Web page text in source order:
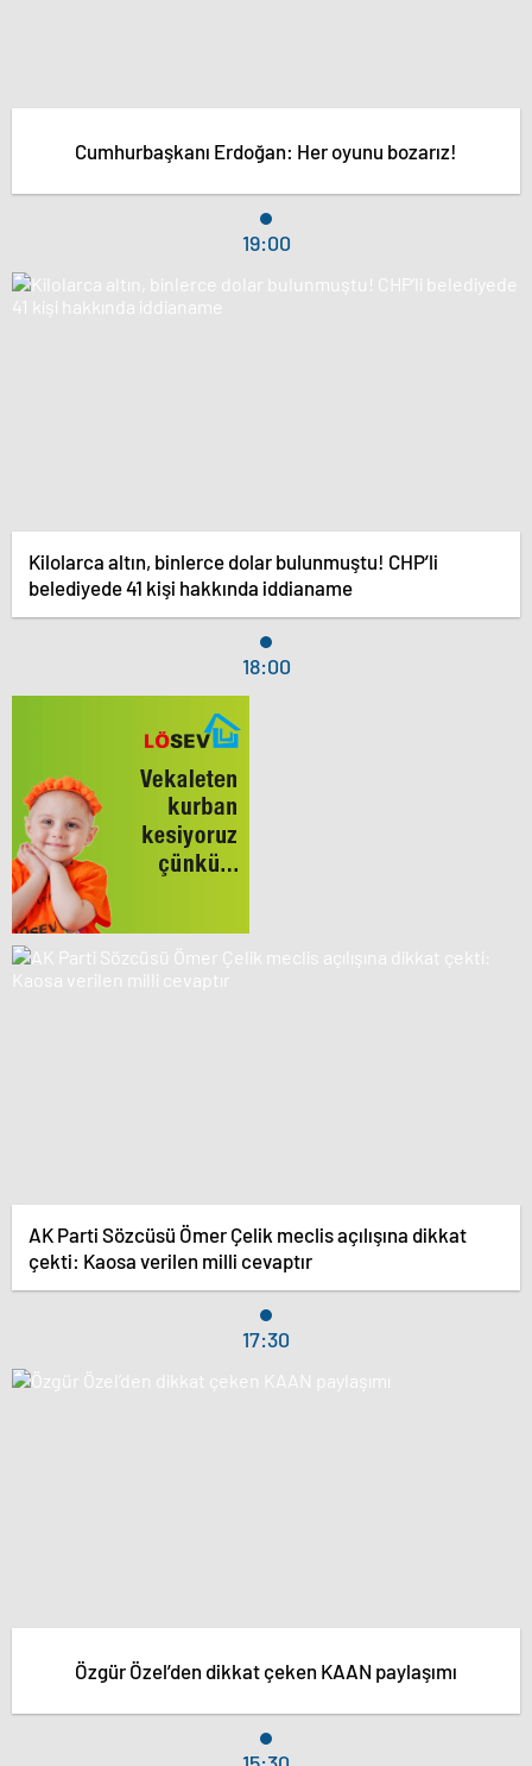
Cumhurbaşkanı Erdoğan: Her oyunu bozarız!
19:00
Kilolarca altın, binlerce dolar bulunmuştu! CHP’li
belediyede 41 kişi hakkında iddianame
18:00
AK Parti Sözcüsü Ömer Çelik meclis açılışına dikkat
çekti: Kaosa verilen milli cevaptır
17:30
Özgür Özel’den dikkat çeken KAAN paylaşımı